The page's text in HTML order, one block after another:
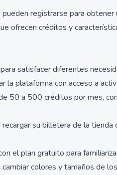
registrarse para
ofrecen créditos y
satisfacer diferentes
la plataforma con acceso a
50 a 500 créditos por mes,
su billetera de la
el plan gratuito para
colores y tamaños de